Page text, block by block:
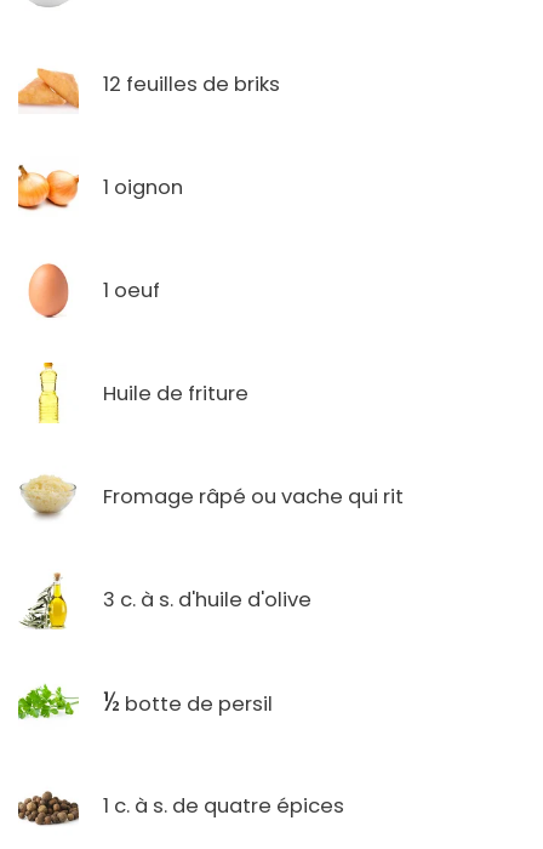
12 feuilles de briks
1 oignon
1 oeuf
Huile de friture
Fromage râpé ou vache qui rit
3 c. à s. d'huile d'olive
½ botte de persil
1 c. à s. de quatre épices